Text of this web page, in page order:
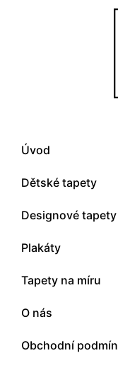
Úvod
Dětské tapety
Designové tapety
Plakáty
Tapety na míru
O nás
Obchodní